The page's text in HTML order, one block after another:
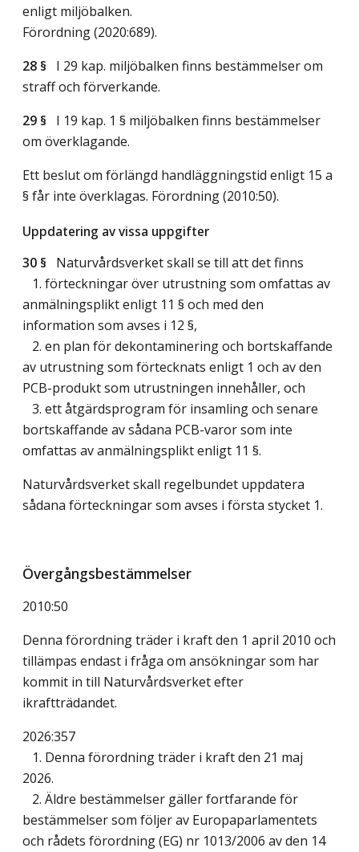
enligt miljöbalken.
Förordning (2020:689).
28 § I 29 kap. miljöbalken finns bestämmelser om
straff och förverkande.
29 § I 19 kap. 1 § miljöbalken finns bestämmelser
om överklagande.
Ett beslut om förlängd handläggningstid enligt 15 a
§ får inte överklagas. Förordning (2010:50).
Uppdatering av vissa uppgifter
30 § Naturvårdsverket skall se till att det finns
1. förteckningar över utrustning som omfattas av
anmälningsplikt enligt 11 § och med den
information som avses i 12 §,
2. en plan för dekontaminering och bortskaffande
av utrustning som förtecknats enligt 1 och av den
PCB-produkt som utrustningen innehåller, och
3. ett åtgärdsprogram för insamling och senare
bortskaffande av sådana PCB-varor som inte
omfattas av anmälningsplikt enligt 11 §.
Naturvårdsverket skall regelbundet uppdatera
sådana förteckningar som avses i första stycket 1.
Övergångsbestämmelser
2010:50
Denna förordning träder i kraft den 1 april 2010 och
tillämpas endast i fråga om ansökningar som har
kommit in till Naturvårdsverket efter
ikraftträdandet.
2026:357
1. Denna förordning träder i kraft den 21 maj
2026.
2. Äldre bestämmelser gäller fortfarande för
bestämmelser som följer av Europaparlamentets
och rådets förordning (EG) nr 1013/2006 av den 14